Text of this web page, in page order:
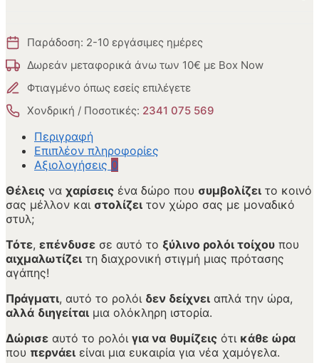
Παράδοση: 2-10 εργάσιμες ημέρες
Δωρεάν μεταφορικά άνω των 10€ με Box Now
Φτιαγμένο όπως εσείς επιλέγετε
Χονδρική / Ποσοτικές: 2341 075 569
Περιγραφή
Επιπλέον πληροφορίες
Αξιολογήσεις 0
Θέλεις να χαρίσεις ένα δώρο που συμβολίζει το κοινό
σας μέλλον και στολίζει τον χώρο σας με μοναδικό
στυλ;
Τότε, επένδυσε σε αυτό το ξύλινο ρολόι τοίχου που
αιχμαλωτίζει τη διαχρονική στιγμή μιας πρότασης
αγάπης!
Πράγματι, αυτό το ρολόι δεν δείχνει απλά την ώρα,
αλλά διηγείται μια ολόκληρη ιστορία.
Δώρισε αυτό το ρολόι για να θυμίζεις ότι κάθε ώρα
που περνάει είναι μια ευκαιρία για νέα χαμόγελα.